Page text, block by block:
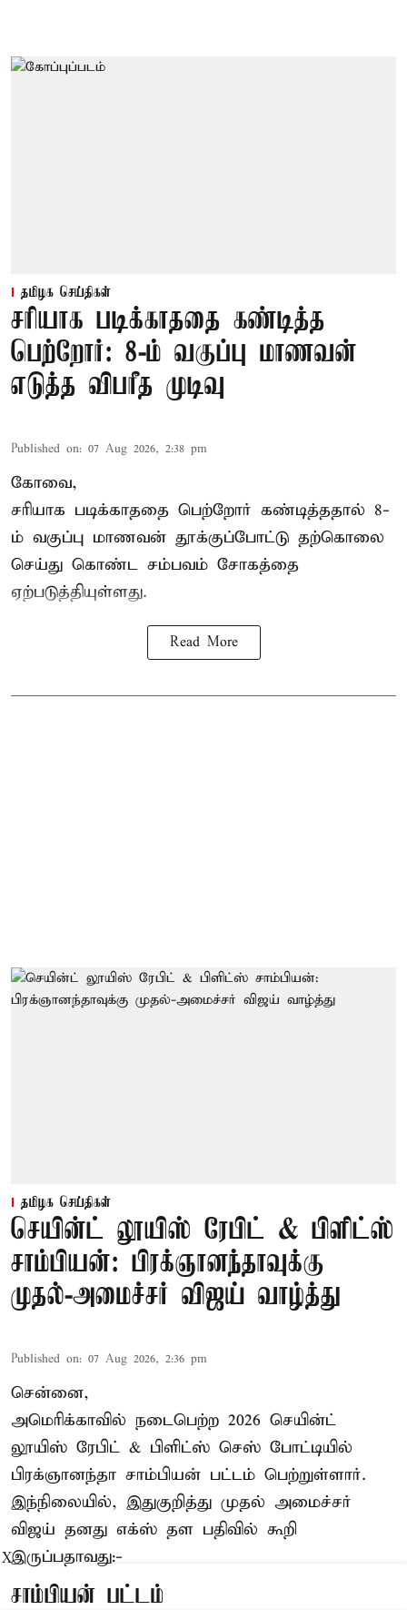
தமிழக செய்திகள்
சரியாக படிக்காததை கண்டித்த
பெற்றோர்: 8-ம் வகுப்பு மாணவன்
எடுத்த விபரீத முடிவு
Published on: 07 Aug 2026, 2:38 pm
கோவை,
சரியாக படிக்காததை பெற்றோர் கண்டித்ததால் 8-
ம் வகுப்பு மாணவன் தூக்குப்போட்டு தற்கொலை
செய்து கொண்ட சம்பவம் சோகத்தை
ஏற்படுத்தியுள்ளது.
Read More
தமிழக செய்திகள்
செயின்ட் லூயிஸ் ரேபிட் & பிளிட்ஸ்
சாம்பியன்: பிரக்ஞானந்தாவுக்கு
முதல்-அமைச்சர் விஜய் வாழ்த்து
Published on: 07 Aug 2026, 2:36 pm
சென்னை,
அமெரிக்காவில் நடைபெற்ற 2026 செயின்ட்
லூயிஸ் ரேபிட் & பிளிட்ஸ் செஸ் போட்டியில்
பிரக்ஞானந்தா சாம்பியன் பட்டம் பெற்றுள்ளார்.
இந்நிலையில், இதுகுறித்து முதல் அமைச்சர்
விஜய் தனது எக்ஸ் தள பதிவில் கூறி
இருப்பதாவது:-
சாம்பியன் பட்டம்
X